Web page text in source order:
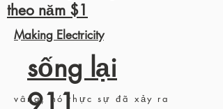
theo năm $1
Making Electricity
sống lại
vâng, nó thực sự đã xảy ra